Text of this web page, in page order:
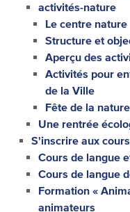
activités-nature
Le centre nature
Structure et
Aperçu des
Activités pour
de la Ville
Fête de la
Une rentrée
S'inscrire aux
Cours de langue
Cours de langue
Formation «
animateurs